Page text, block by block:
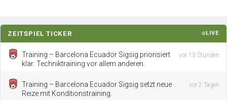
ZEITSPIEL TICKER LIVE
Training – Barcelona Ecuador Sigsig priorisiert
klar: Techniktraining vor allem anderen.
vor 13 Stunden
Training – Barcelona Ecuador Sigsig setzt neue
Reize mit Konditionstraining.
vor 2 Tagen